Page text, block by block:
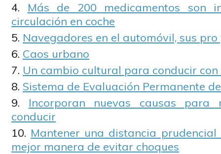
Más de 200 medicamentos son
circulación en coche
Navegadores en el automóvil, sus
Caos urbano
Un cambio cultural para conducir
Sistema de Evaluación Permanente
Incorporan nuevas causas para
conducir
Mantener una distancia
mejor manera de evitar choques